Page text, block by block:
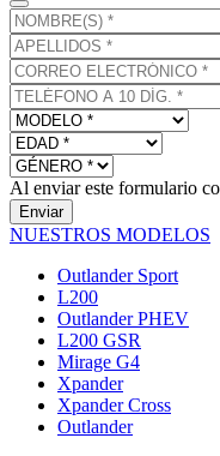
Al enviar este formulario
Enviar
NUESTROS MODELOS
Outlander Sport
L200
Outlander PHEV
L200 GSR
Mirage G4
Xpander
Xpander Cross
Outlander